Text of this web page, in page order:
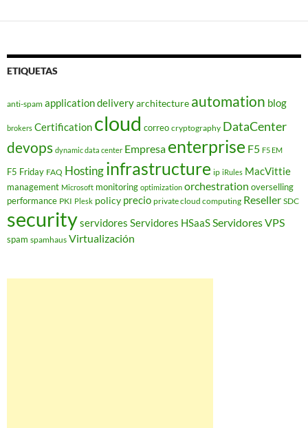
ETIQUETAS
anti-spam application deliveryarchitecture automation blog
brokers Certification cloud correo cryptography DataCenter
devops dynamic data center Empresa enterprise F5 F5 EM
F5 Friday FAQ Hostinginfrastructure ip iRules MacVittie
management Microsoft monitoring optimization orchestration overselling
performance PKI Plesk policy precio private cloud computing Reseller SDC
securityservidores Servidores HSaaSServidores VPS
spam spamhaus Virtualización